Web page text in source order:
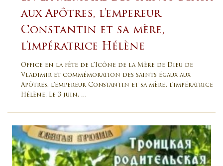
aux Apôtres, l’empereur
Constantin et sa mère,
l’impératrice Hélène
Office en la fête de l’Icône de la Mère de Dieu de
Vladimir et commémoration des saints égaux aux
Apôtres, l’empereur Constantin et sa mère, l’impératrice
Hélène. Le 3 juin, …